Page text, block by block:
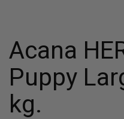
Acana
Puppy
kg.